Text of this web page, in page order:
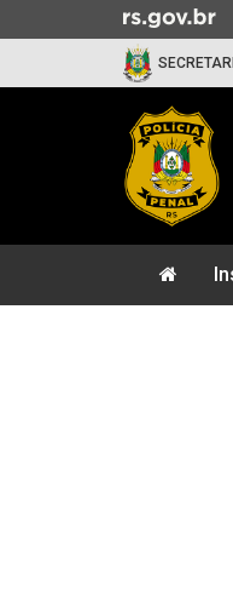
para
Ir
a